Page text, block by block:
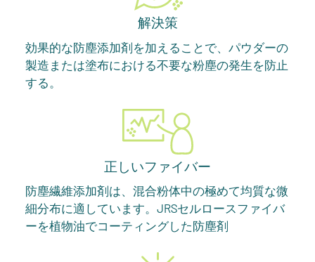
解決策
効果的な防塵添加剤を加えることで、パウダーの
製造または塗布における不要な粉塵の発生を防止
する。
正しいファイバー
防塵繊維添加剤は、混合粉体中の極めて均質な微
細分布に適しています。JRSセルロースファイバ
ーを植物油でコーティングした防塵剤